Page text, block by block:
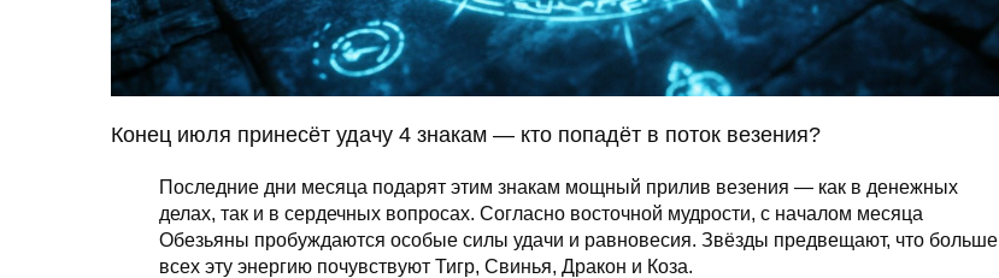
Конец июля принесёт удачу 4 знакам — кто попадёт в поток везения?
Последние дни месяца подарят этим знакам мощный прилив везения — как в денежных
делах, так и в сердечных вопросах. Согласно восточной мудрости, с началом месяца
Обезьяны пробуждаются особые силы удачи и равновесия. Звёзды предвещают, что больше
всех эту энергию почувствуют Тигр, Свинья, Дракон и Коза.